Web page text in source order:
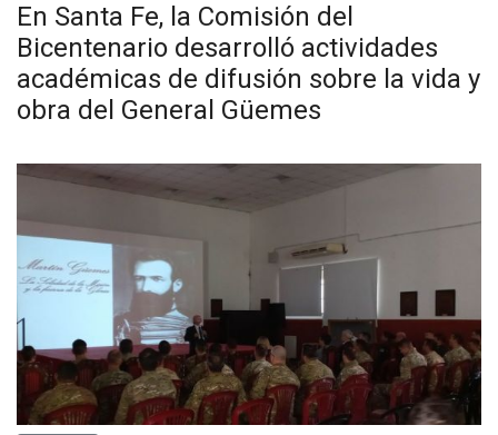
En Santa Fe, la Comisión del
Bicentenario desarrolló actividades
académicas de difusión sobre la vida y
obra del General Güemes